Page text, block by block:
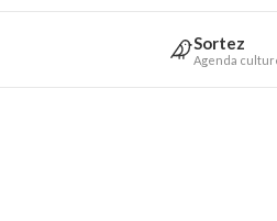
Sortez
Agenda